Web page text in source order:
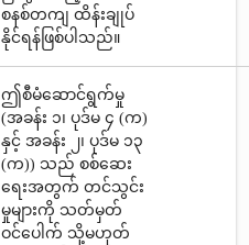
စနစ်တကျ ထိန်းချုပ်
နိုင်ရန်ဖြစ်ပါသည်။
ဤစီမံဆောင်ရွက်မှု
(အခန်း ၁၊ ပုဒ်မ ၄ (က)
နှင့် အခန်း ၂၊ ပုဒ်မ ၁၃
(က)) သည် စစ်ဆေး
ရေးအတွက် တင်သွင်း
မှုများကို သတ်မှတ်
ဝင်ပေါက် သို့မဟုတ်